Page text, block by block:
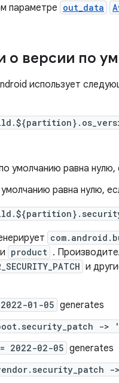
параметре out_data
версии по
использует
умолчанию равна нулю,
равна нулю,
и product .
и
2022-01-05 generates
->
:= 2022-02-05 generates
-